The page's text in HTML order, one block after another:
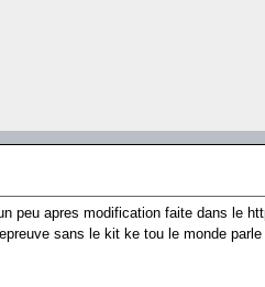
peu apres modification faite dans le
sans le kit ke tou le monde